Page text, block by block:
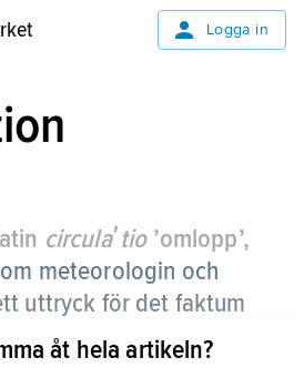
Logga in
circulaʹtio’omlopp’,
meteorologin och
uttryck för det faktum
mestadels rör sig i
åt hela artikeln?